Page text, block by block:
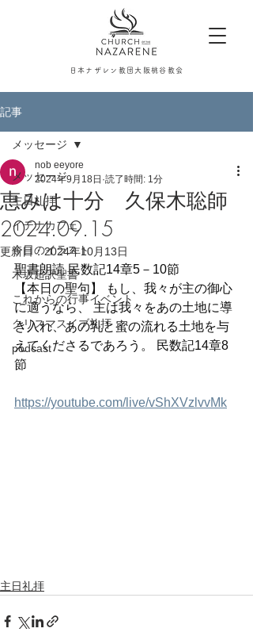
日本ナザレン教団大阪桃谷教会
記事
メッセージ
主日礼拝
イテナカフェ
今日のイラスト
木坂超訳聖書
これからの行事イベント
クリスマスイブ礼拝
podcast
メッセージ
恵みは十分 久保木聡師
2024.09.15
nob eeyore
2024年9月18日 読了時間: 1分
更新日：2024年10月13日
聖書朗読 民数記14章5－10節
【本日の聖句】 もし、我々が主の御心
に適うなら、 主は我々をあの土地に導
き入れ、あの乳と蜜の流れる土地を与
えてくださるであろう。 民数記14章8
節
https://youtube.com/live/vShXVzlvvMk
主日礼拝